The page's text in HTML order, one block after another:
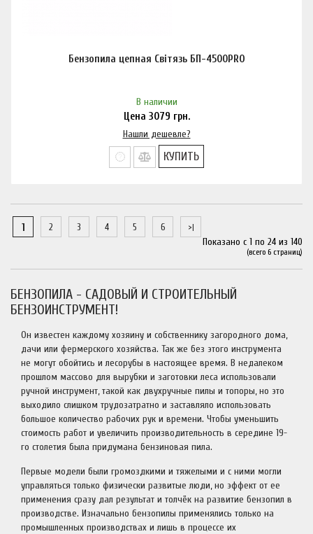
Бензопила цепная Світязь БП-4500PRO
В наличии
Цена 3079 грн.
Нашли дешевле?
КУПИТЬ
1 2 3 4 5 6
Показано с 1 по 24 из 140
(всего 6 страниц)
БЕНЗОПИЛА - САДОВЫЙ И СТРОИТЕЛЬНЫЙ
БЕНЗОИНСТРУМЕНТ!
Он известен каждому хозяину и собственнику загородного дома,
дачи или фермерского хозяйства. Так же без этого инструмента
не могут обойтись и лесорубы в настоящее время. В недалеком
прошлом массово для вырубки и заготовки леса использовали
ручной инструмент, такой как двухручные пилы и топоры, но это
выходило слишком трудозатратно и заставляло использовать
большое количество рабочих рук и времени. Чтобы уменьшить
стоимость работ и увеличить производительность в середине 19-
го столетия была придумана бензиновая пила.
Первые модели были громоздкими и тяжелыми и с ними могли
управляться только физически развитые люди, но эффект от ее
применения сразу дал результат и толчёк на развитие бензопил в
производстве. Изначально бензопилы применялись только на
промышленных производствах и лишь в процессе их